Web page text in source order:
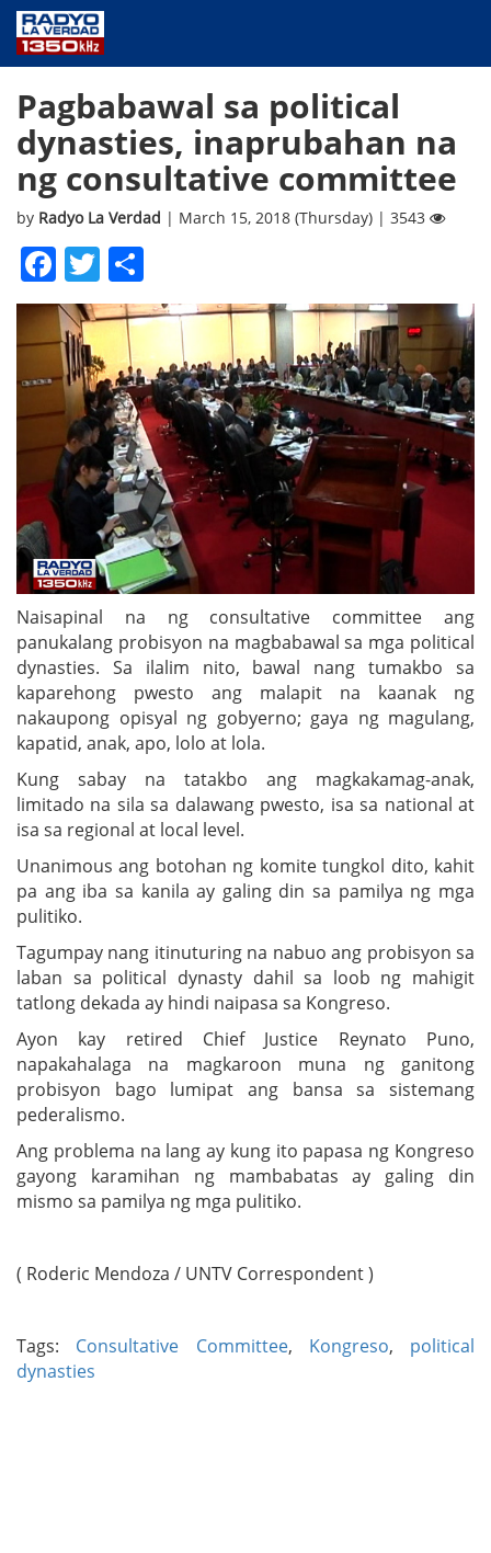
PUBLIC SERVICE
ANNOUNCEMENTS
PROGRAMS
ABOUT
Pagbabawal sa political
dynasties, inaprubahan na
ng consultative committee
by Radyo La Verdad | March 15, 2018 (Thursday) | 3543
Facebook
Twitter
Naisapinal na ng consultative committee ang
panukalang probisyon na magbabawal sa mga political
dynasties. Sa ilalim nito, bawal nang tumakbo sa
kaparehong pwesto ang malapit na kaanak ng
nakaupong opisyal ng gobyerno; gaya ng magulang,
kapatid, anak, apo, lolo at lola.
Kung sabay na tatakbo ang magkakamag-anak,
limitado na sila sa dalawang pwesto, isa sa national at
isa sa regional at local level.
Unanimous ang botohan ng komite tungkol dito, kahit
pa ang iba sa kanila ay galing din sa pamilya ng mga
pulitiko.
Tagumpay nang itinuturing na nabuo ang probisyon sa
laban sa political dynasty dahil sa loob ng mahigit
tatlong dekada ay hindi naipasa sa Kongreso.
Ayon kay retired Chief Justice Reynato Puno,
napakahalaga na magkaroon muna ng ganitong
probisyon bago lumipat ang bansa sa sistemang
pederalismo.
Ang problema na lang ay kung ito papasa ng Kongreso
gayong karamihan ng mambabatas ay galing din
mismo sa pamilya ng mga pulitiko.
( Roderic Mendoza / UNTV Correspondent )
Tags: Consultative Committee, Kongreso, political
dynasties